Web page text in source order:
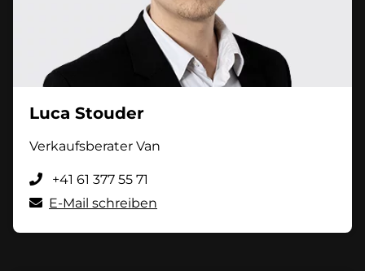
Luca Stouder
Verkaufsberater Van
+41 61 377 55 71
E-Mail schreiben